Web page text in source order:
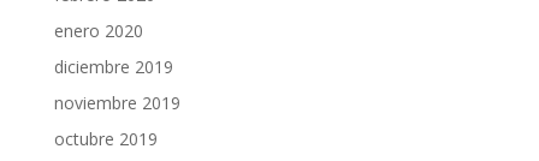
enero 2020
diciembre 2019
noviembre 2019
octubre 2019